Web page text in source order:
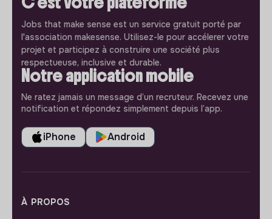
Jobs that make sense est un service gratuit porté par
l'association makesense. Utilisez-le pour accélerer votre
projet et participez à construire une société plus
respectueuse, inclusive et durable.
Notre application mobile
Ne ratez jamais un message d’un recruteur. Recevez une
notification et répondez simplement depuis l’app.
iPhone Android
À PROPOS